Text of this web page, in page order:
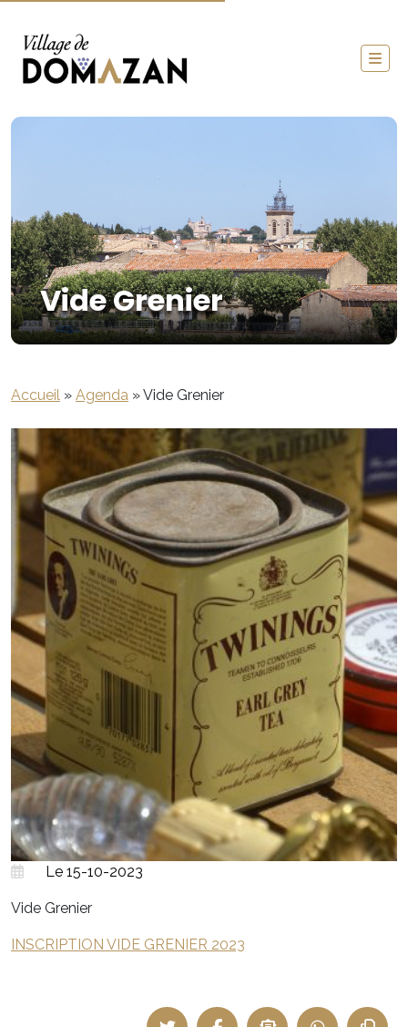
Vide Grenier
Accueil » Agenda »Vide Grenier
Le 15-10-2023
Vide Grenier
INSCRIPTION VIDE GRENIER 2023